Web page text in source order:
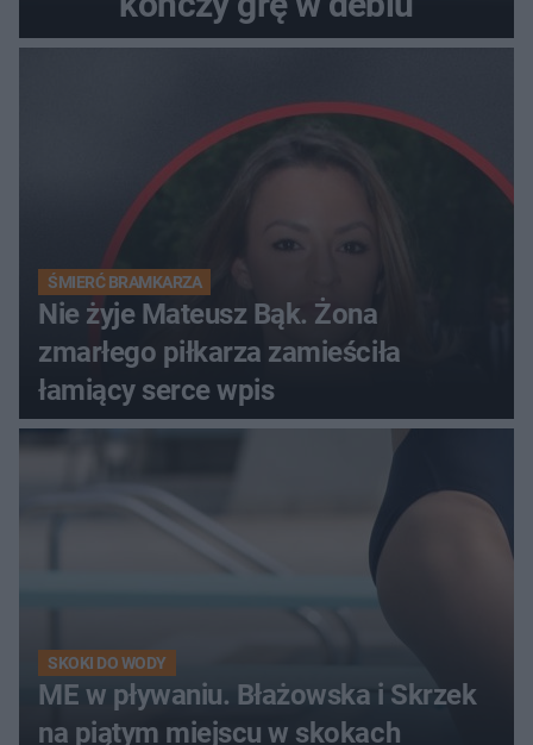
ŚMIERĆ BRAMKARZA
Nie żyje Mateusz Bąk. Żona
zmarłego piłkarza zamieściła
łamiący serce wpis
SKOKI DO WODY
ME w pływaniu. Błażowska i Skrzek
na piątym miejscu w skokach